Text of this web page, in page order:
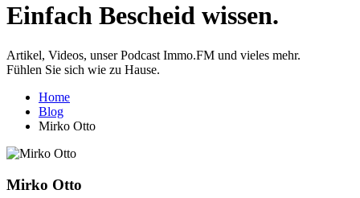
Einfach Bescheid wissen.
Artikel, Videos, unser Podcast Immo.FM und vieles mehr.
Fühlen Sie sich wie zu Hause.
Home
Blog
Mirko Otto
Mirko Otto